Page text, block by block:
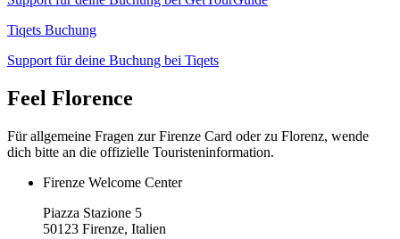
Tiqets Buchung
Support für deine Buchung bei Tiqets
Feel Florence
Für allgemeine Fragen zur Firenze Card oder zu Florenz, wende
dich bitte an die offizielle Touristeninformation.
Firenze Welcome Center
Piazza Stazione 5
50123 Firenze, Italien